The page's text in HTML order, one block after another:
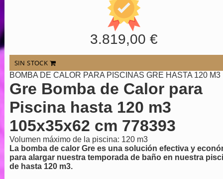
3.819,00 €
SIN STOCK
BOMBA DE CALOR PARA PISCINAS GRE HASTA 120 M3
Gre Bomba de Calor para
Piscina hasta 120 m3
105x35x62 cm 778393
Volumen máximo de la piscina: 120 m3
La bomba de calor Gre es una solución efectiva y
para alargar nuestra temporada de baño en nuestra
de hasta 120 m3.